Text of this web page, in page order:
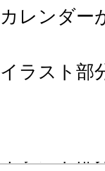
カレンダー
イラスト部